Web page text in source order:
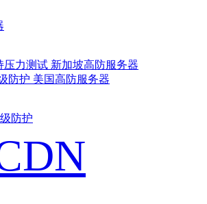
压力测试 新加坡高防服务器
防护 美国高防服务器
防护